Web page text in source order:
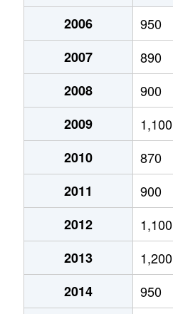
月寒中央通
2,000万円
月寒中央通
260万円
月寒中央通
3,000万円
月寒中央通
3,300万円
月寒西１条
2,900万円
月寒西１条
1,600万円
月寒西１条
1,400万円
月寒西１条
1,100万円
月寒西２条
2,000万円
2006
950
2007
890
2008
900
2009
1,100
2010
870
2011
900
2012
1,100
2013
1,200
2014
950